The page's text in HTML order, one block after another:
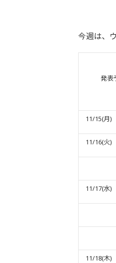
今週は、
発表
11/15(月)
11/16(火)
11/17(水)
11/18(木)